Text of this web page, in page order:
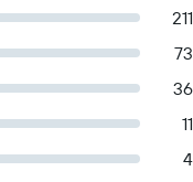
211
73
36
11
4